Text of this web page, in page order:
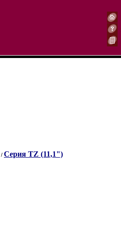
/ Серия TZ (11,1")